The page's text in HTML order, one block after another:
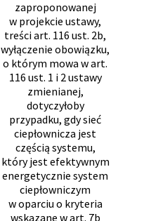
zaproponowanej
w projekcie ustawy,
treści art. 116 ust. 2b,
wyłączenie obowiązku,
o którym mowa w art.
116 ust. 1 i 2 ustawy
zmienianej,
dotyczyłoby
przypadku, gdy sieć
ciepłownicza jest
częścią systemu,
który jest efektywnym
energetycznie system
ciepłowniczym
w oparciu o kryteria
wskazane w art. 7b